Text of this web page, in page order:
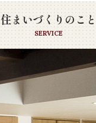
住まいづくりのこと
SERVICE